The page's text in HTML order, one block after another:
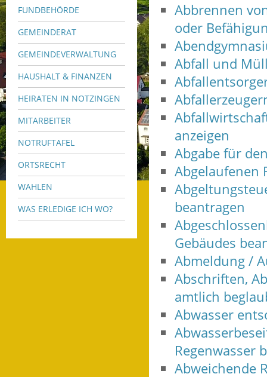
FUNDBEHÖRDE
GEMEINDERAT
GEMEINDEVERWALTUNG
HAUSHALT & FINANZEN
HEIRATEN IN NOTZINGEN
MITARBEITER
NOTRUFTAFEL
ORTSRECHT
WAHLEN
WAS ERLEDIGE ICH WO?
Abbrennen
oder
Abfall und
anzeigen
Abgabe für
Abgelaufenen
beantragen
Gebäudes
Abmeldung /
Abschriften,
amtlich
Abwasser
Regenwasser
Abweichende